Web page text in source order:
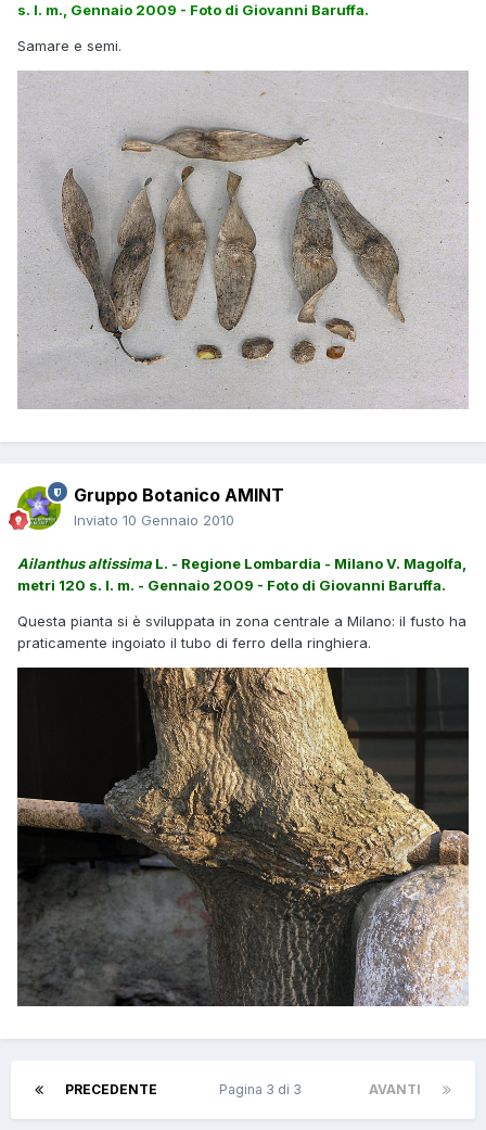
s. l. m., Gennaio 2009 - Foto di Giovanni Baruffa.
Samare e semi.
Gruppo Botanico AMINT
Inviato 10 Gennaio 2010
Ailanthus altissima L. - Regione Lombardia - Milano V. Magolfa,
metri 120 s. l. m. - Gennaio 2009 - Foto di Giovanni Baruffa.
Questa pianta si è sviluppata in zona centrale a Milano: il fusto ha
praticamente ingoiato il tubo di ferro della ringhiera.
PRECEDENTE AVANTI
Pagina 3 di 3